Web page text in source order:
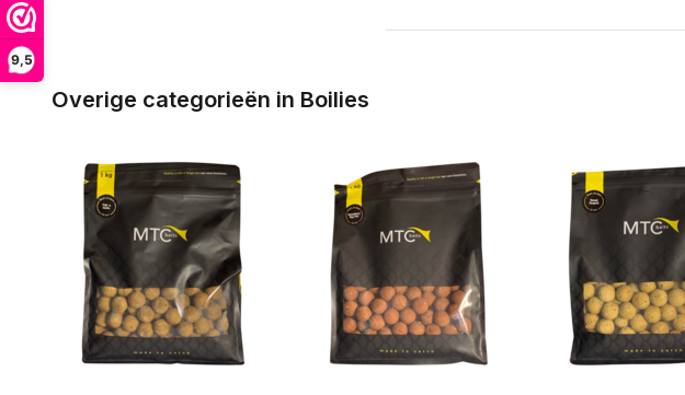
9,5
Overige categorieën in Boilies